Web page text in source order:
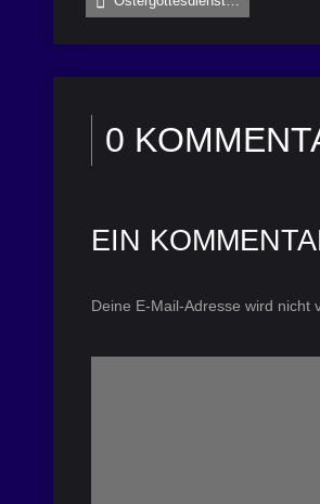
0
EIN
Deine E-Mail-Adresse wird nicht